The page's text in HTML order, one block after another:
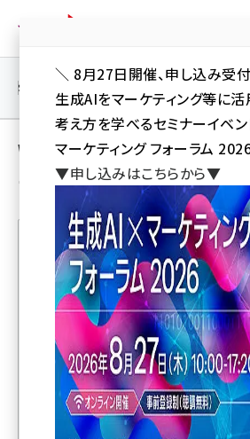
ン
seo (3526)
ai (2807)
youtube (2434)
note (2312)
セミナー (2307)
z世代 (1622)
meo (1275)
llmo (1163)
SEO
Web担当者／仕事 ＋ イベン
ユーザー投稿記事
人気記事ランキング
アイレップと百度 、中国人観光客の
語る！
3か月後に収益3倍を目指す！WEB
本日受付スタート
＼ 8月27日開催、申し込み受
生成AIをマーケティング等に
考え方を学べるセミナーイベ
マーケティング フォーラム 2026
▼申し込みはこちらから▼